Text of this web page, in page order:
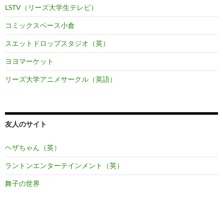
LSTV（リーズ大学生テレビ）
コミックスペース小倉
スエットドロップスタジオ（英）
ヨヨマーケット
リーズ大学アニメサークル（英語）
友人のサイト
ヘザちゃん（英）
ラントンエンターテインメント（英）
舞子の世界